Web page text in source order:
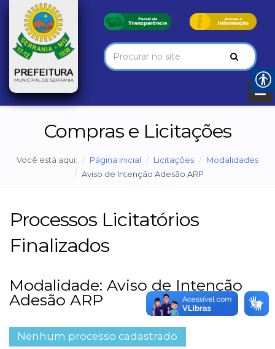
Compras e Licitações
Você está aqui: Página inicial Licitações
Modalidades
Aviso de Intenção Adesão ARP
Processos Licitatórios
Finalizados
Modalidade: Aviso de Intenção
Adesão ARP
Nenhum processo cadastrado